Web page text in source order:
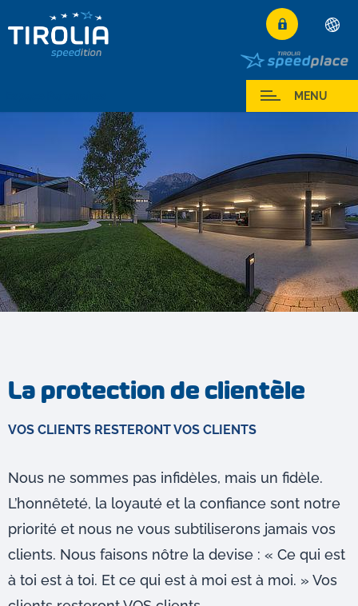
Deutsch
English
Français
Español
Polski
Česky
Magyar
Hrvatski
Română
MENU
La protection de clientèle
VOS CLIENTS RESTERONT VOS CLIENTS
Nous ne sommes pas infidèles, mais un fidèle.
L’honnêteté, la loyauté et la confiance sont notre
priorité et nous ne vous subtiliserons jamais vos
clients. Nous faisons nôtre la devise : « Ce qui est
à toi est à toi. Et ce qui est à moi est à moi. » Vos